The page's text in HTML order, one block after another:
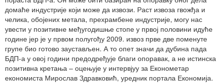
домаће индустрије који може да извози. Раст извоза гвожђа и
челика, обојених метала, прехрамбене индустрије, могу нас
увести у позитивне међугодишње стопе у првој половини идуће
године јер је у првом полугођу 2009. извоз прве две поменуте
групе био готово заустављен. А то опет значи да дубина пада
БДП-а у овој години предодређује благи опоравак, а не истинска
позитивна кретања – оцењује у интервјуу за Економетар
економиста Мирослав Здравковић, уредник портала Економија.